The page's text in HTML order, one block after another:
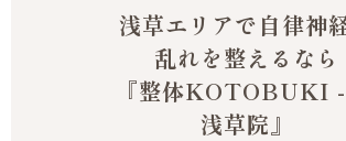
浅草エリアで自律神
乱れを整えるなら
『整体KOTOBUKI
浅草院』